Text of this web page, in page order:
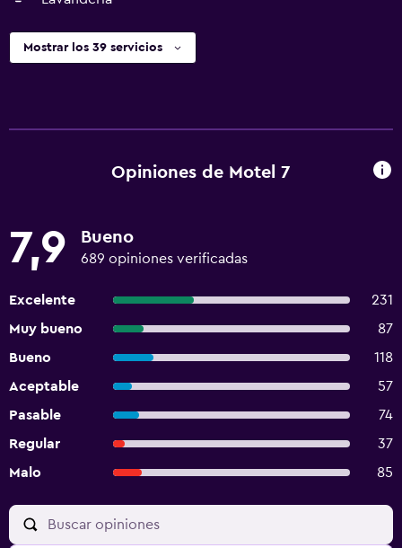
Mostrar los 39 servicios
Opiniones de Motel 7
7,9 Bueno
689 opiniones verificadas
Excelente
231
Muy bueno
87
Bueno
118
Aceptable
57
Pasable
74
Regular
37
Malo
85